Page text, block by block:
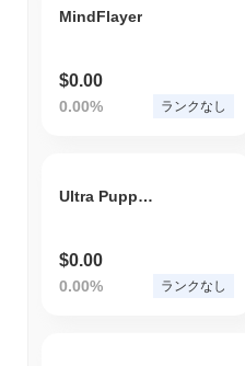
MindFlayer
$0.00
0.00% ランクなし
Ultra Puppy Coin
$0.00
0.00% ランクなし